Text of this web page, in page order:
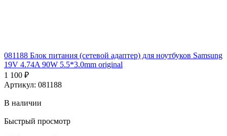
081188 Блок питания (сетевой адаптер) для ноутбуков Samsung
19V 4.74A 90W 5.5*3.0mm original
1 100 ₽
Артикул: 081188
В наличии
Быстрый просмотр